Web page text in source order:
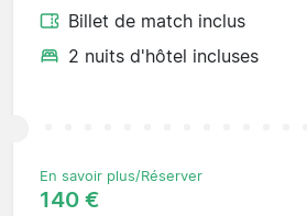
Billet de match inclus
2 nuits d'hôtel incluses
En savoir plus/Réserver
140 €